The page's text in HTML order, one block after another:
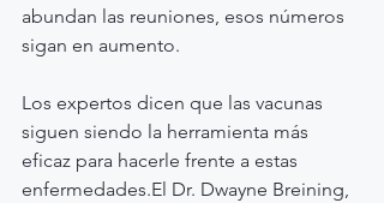
abundan las reuniones, esos números
sigan en aumento.
Los expertos dicen que las vacunas
siguen siendo la herramienta más
eficaz para hacerle frente a estas
enfermedades.El Dr. Dwayne Breining,